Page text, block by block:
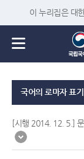
이 누리집은 대
국어의 로마자 표
[시행 2014. 12. 5.]